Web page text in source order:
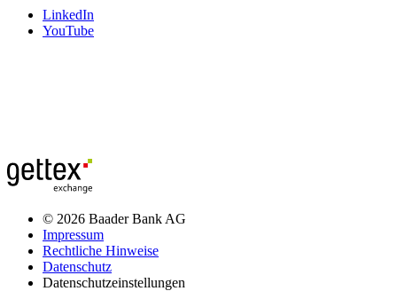
LinkedIn
YouTube
© 2026 Baader Bank AG
Impressum
Rechtliche Hinweise
Datenschutz
Datenschutzeinstellungen